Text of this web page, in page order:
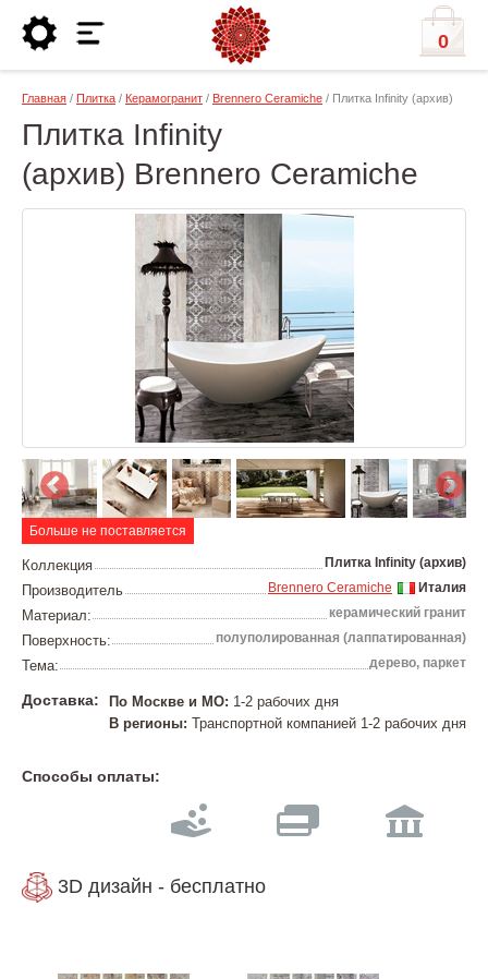
0
Главная / Плитка / Керамогранит / Brennero Ceramiche / Плитка Infinity (архив)
Плитка Infinity
(архив) Brennero Ceramiche
Больше не поставляется
Коллекция Плитка Infinity (архив)
Производитель Италия
Brennero Ceramiche
Материал: керамический гранит
Поверхность: полуполированная (лаппатированная)
Тема: дерево, паркет
Доставка: По Москве и МО: 1-2 рабочих дня
В регионы: Транспортной компанией 1-2 рабочих дня
Способы оплаты:
3D дизайн - бесплатно